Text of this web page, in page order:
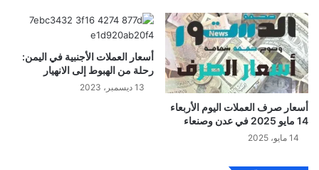
أسعار صرف العملات اليوم الأربعاء
14 مايو 2025 في عدن وصنعاء
14 مايو، 2025
أسعار العملات الأجنبية في اليمن:
رحلة من الهبوط إلى الانهيار
13 ديسمبر، 2023